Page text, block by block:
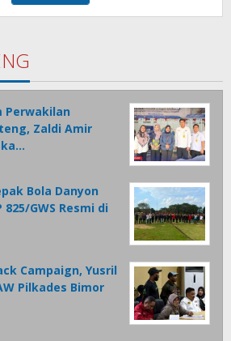
Perwakilan
Zaldi Amir
Bola Danyon
825/GWS Resmi di
Campaign, Yusril
Pilkades Bimor